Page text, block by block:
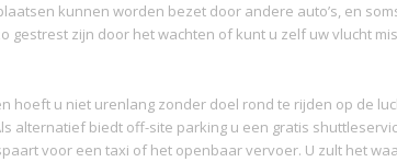
kunnen worden bezet door andere auto’s, en
gestrest zijn door het wachten of kunt u zelf uw vlucht
hoeft u niet urenlang zonder doel rond te rijden op de
alternatief biedt off-site parking u een gratis
voor een taxi of het openbaar vervoer. U zult het